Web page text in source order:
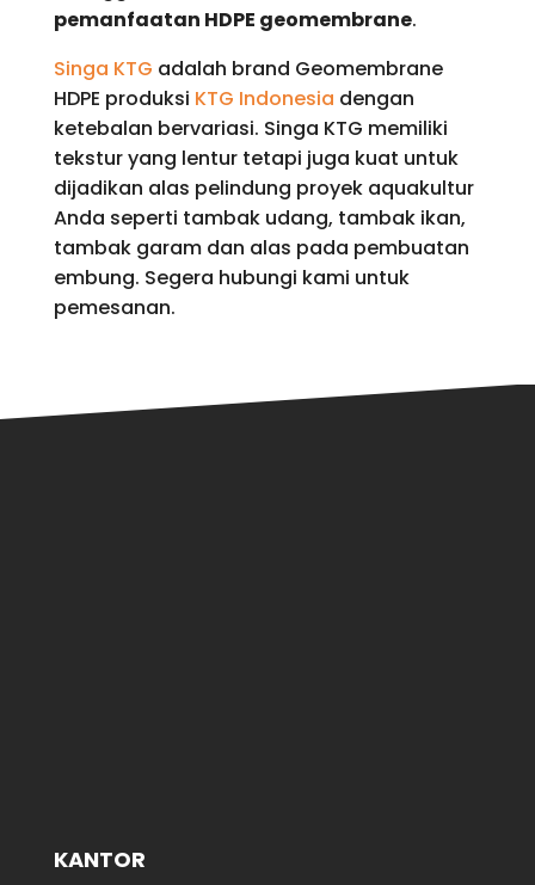
pemanfaatan HDPE geomembrane.
Singa KTG adalah brand Geomembrane
HDPE produksi KTG Indonesia dengan
ketebalan bervariasi. Singa KTG memiliki
tekstur yang lentur tetapi juga kuat untuk
dijadikan alas pelindung proyek aquakultur
Anda seperti tambak udang, tambak ikan,
tambak garam dan alas pada pembuatan
embung. Segera hubungi kami untuk
pemesanan.
KANTOR